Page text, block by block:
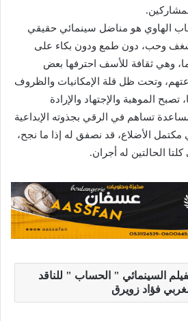
الهاوي هو مناضل سينمائي حقيقي
وحب، دون طمع ودون بكاء على
وهي ثقافة للأسف احترفها بعض
وتحت ظل قلة الإمكانيات والظروف
تصبح الموهبة والإجتهاد والإرادة
تساهم في الرقي بجذوته الإبداعية
مكتمل الأضلاع، قد نصفق له إذا ما نجح،
الحالتين له أجران.
السينمائي " الحساب " للناقد
فؤاد زويرق